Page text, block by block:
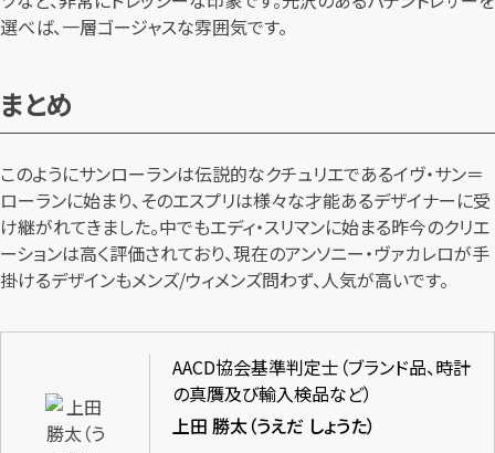
選べば、一層ゴージャスな雰囲気です。
まとめ
このようにサンローランは伝説的なクチュリエであるイヴ・サン＝
ローランに始まり、そのエスプリは様々な才能あるデザイナーに受
け継がれてきました。中でもエディ・スリマンに始まる昨今のクリエ
ーションは高く評価されており、現在のアンソニー・ヴァカレロが手
掛けるデザインもメンズ/ウィメンズ問わず、人気が高いです。
AACD協会基準判定士（ブランド品、時計
の真贋及び輸入検品など）
上田 勝太（うえだ しょうた）